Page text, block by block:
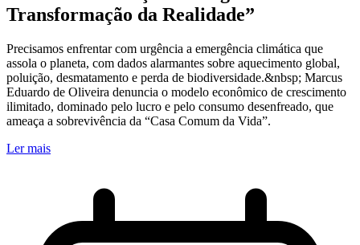
Transformação da Realidade”
Precisamos enfrentar com urgência a emergência climática que
assola o planeta, com dados alarmantes sobre aquecimento global,
poluição, desmatamento e perda de biodiversidade.&nbsp; Marcus
Eduardo de Oliveira denuncia o modelo econômico de crescimento
ilimitado, dominado pelo lucro e pelo consumo desenfreado, que
ameaça a sobrevivência da “Casa Comum da Vida”.
Ler mais